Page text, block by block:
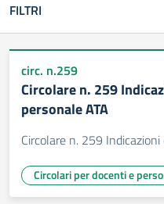
FILTRI
circ. n.259
Circolare n. 259
personale ATA
Circolare n. 259
Circolari per docenti e